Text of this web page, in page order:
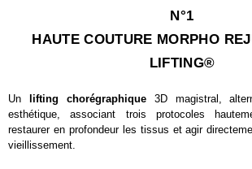
N°1
HAUTE COUTURE MORPHO
LIFTING®
Un lifting chorégraphique3D magistral,
esthétique, associant trois protocoles
restaurer en profondeur les tissus et agir
vieillissement.